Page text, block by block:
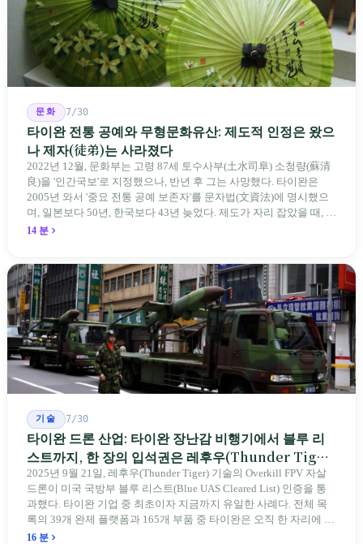
문화 7/30
타이완 전통 공예와 무형문화유산: 제도적 인정은 왔으
나 제자(徒弟)는 사라졌다
2022년 12월, 문화부는 고령 87세 토수사부(土水司阜) 소청량(蘇清
良)을 '인간국보'로 지정했으나, 반년 후 그는 사망했다. 타이완은
2005년 와서 '중요 전통 공예 보존자'를 문자법(文資法)에 명시했으
며, 일본보다 50년, 한국보다 43년 늦었다. 제도가 자리 잡았을 때, 제
자 제도는 이미 1970-80년대 산업화 과정에서 붕괴되었다. 600여 명
14 분
기술 7/30
타이완 드론 산업: 타이완 장난감 비행기에서 블루 리
스트까지, 한 장의 입석권은 레후우(Thunder Tiger)
에게
2025년 9월 21일, 레후우(Thunder Tiger) 기술의 Overkill FPV 자살
드론이 미국 국방부 블루 리스트(Blue UAS Cleared List) 인증을 통
과했다. 타이완 기업 중 최초이자 지금까지 유일한 사례다. 전체 목
록의 39개 완제 플랫폼과 165개 부품 중 타이완은 오직 한 자리에 불
과하다. 2026년 4월, 미국 양당 소속 상원의원 4명이 《타이완을 위
16 분